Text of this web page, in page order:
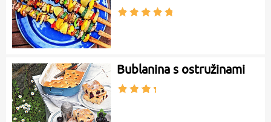
Bublanina s ostružinami